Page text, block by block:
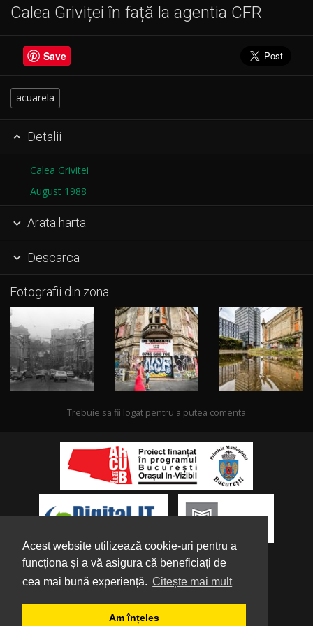
Acest website utilizează cookie-uri pentru a
funcționa și a vă asigura că beneficiați de
cea mai bună experiență. Citește mai mult
Am înțeles
Calea Griviței în față la agentia CFR
Save
acuarela
 Detalii
Calea Grivitei
August 1988
 Arata harta
 Descarca
Fotografii din zona
Trebuie sa fii logat pentru a putea comenta
Despre noi | Parteneri